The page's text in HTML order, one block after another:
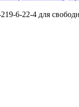
6-22-4 для